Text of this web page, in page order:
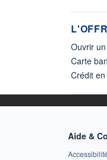
Ouvrir
Carte
Crédit
Aide &